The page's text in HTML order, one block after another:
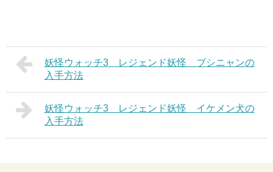
妖怪ウォッチ3 レジェンド妖怪 ブシニャンの
入手方法
妖怪ウォッチ3 レジェンド妖怪 イケメン犬の
入手方法